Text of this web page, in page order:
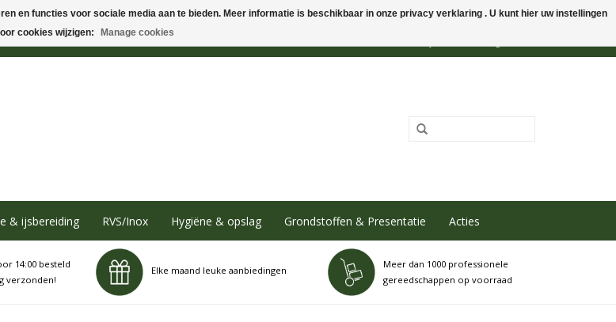
& ijsbereiding RVS/Inox Hygiëne & opslag Grondstoffen & Presentatie Acties
14:00 besteld
verzonden!
Elke maand leuke aanbiedingen
Meer dan 1000 professionele
gereedschappen op voorraad
en functies voor sociale media aan te bieden. Meer informatie is beschikbaar in onze privacy verklaring . U kunt hier uw instellingen
cookies wijzigen:
Manage cookies